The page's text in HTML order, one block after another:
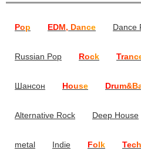
Pop EDM, Dance Dance
Russian Pop Rock
Шансон House
Alternative Rock Deep House
metal Indie Folk